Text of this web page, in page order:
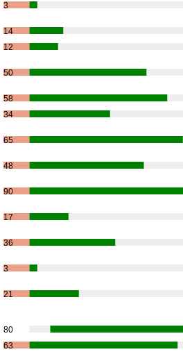
3
14
12
50
58
34
65
48
90
17
36
3
21
80
63